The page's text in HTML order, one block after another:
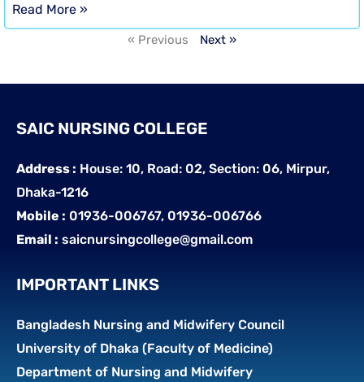
Read More »
« Previous Next »
SAIC NURSING COLLEGE
Address : House: 10, Road: 02, Section: 06, Mirpur,
Dhaka-1216
Mobile : 01936-006767, 01936-006766
Email : saicnursingcollege@gmail.com
IMPORTANT LINKS
Bangladesh Nursing and Midwifery Council
University of Dhaka (Faculty of Medicine)
Department of Nursing and Midwifery